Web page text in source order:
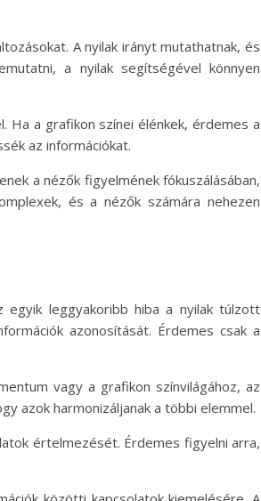
A nyilak irányt mutathatnak, és
a nyilak segítségével könnyen
Ha a grafikon színei élénkek, érdemes a
az információkat.
a nézők figyelmének fókuszálásában,
és a nézők számára nehezen
egyik leggyakoribb hiba a nyilak túlzott
azonosítását. Érdemes csak a
vagy a grafikon színvilágához, az
azok harmonizáljanak a többi elemmel.
értelmezését. Érdemes figyelni arra,